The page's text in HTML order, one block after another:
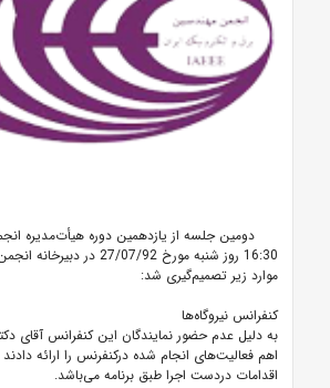
16:30 روز شنبه مورخ 27/07/92 در
موارد زیر تصمیم‌گیری شد:
کنفرانس نیروگاه‌ها
به دلیل عدم حضور نمایندگان این کنفرانس آقای
اهم فعالیت‌های انجام شده درکنفرنس را ارائه
اقدامات دردست اجرا طبق برنامه می‌باشد.